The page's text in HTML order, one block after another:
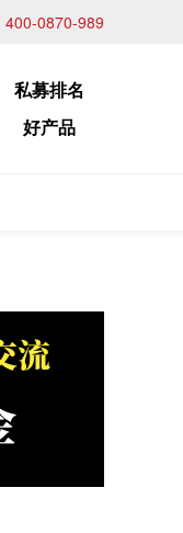
400-0870-989
私募排名
好产品